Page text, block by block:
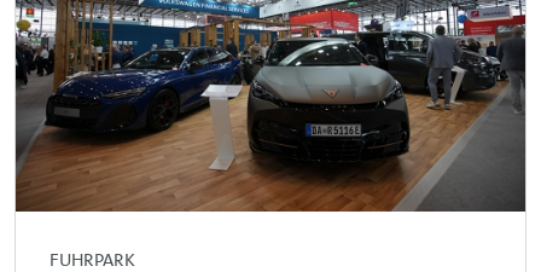
FUHRPARK